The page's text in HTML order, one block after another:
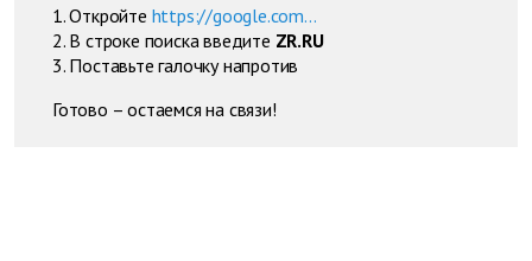
1. Откройте https://google.com...
2. В строке поиска введите ZR.RU
3. Поставьте галочку напротив
Готово – остаемся на связи!